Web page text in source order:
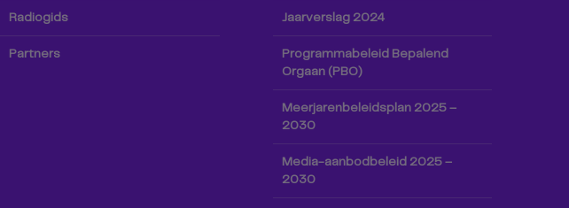
Radiogids
Partners
Jaarverslag 2024
Programmabeleid Bepalend
Orgaan (PBO)
Meerjarenbeleidsplan 2025 –
2030
Media-aanbodbeleid 2025 –
2030